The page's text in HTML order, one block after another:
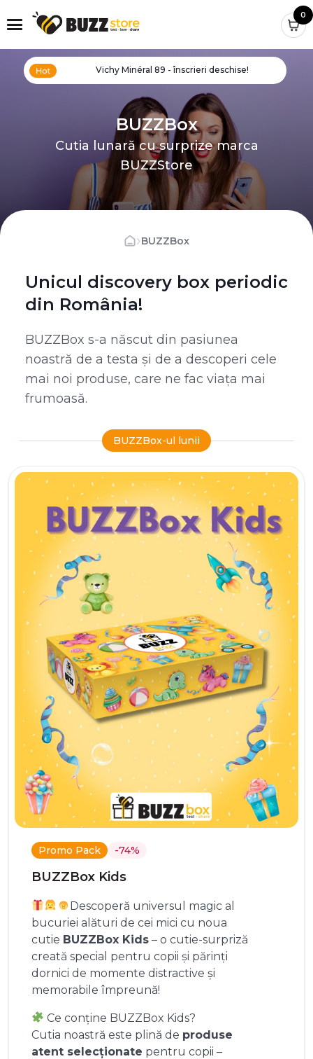
0
Vichy Minéral 89 - înscrieri deschise!
BUZZBox
Cutia lunară cu surprize marca
BUZZStore
›BUZZBox
Unicul discovery box periodic
din România!
BUZZBox s-a născut din pasiunea
noastră de a testa și de a descoperi cele
mai noi produse, care ne fac viața mai
frumoasă.
BUZZBox-ul lunii
Promo Pack -74%
BUZZBox Kids
Descoperă universul magic al
bucuriei alături de cei mici cu noua
cutie BUZZBox Kids – o cutie-surpriză
creată special pentru copii și părinți
dornici de momente distractive și
memorabile împreună!
Ce conține BUZZBox Kids?
Cutia noastră este plină de produse
atent selecționate pentru copii –